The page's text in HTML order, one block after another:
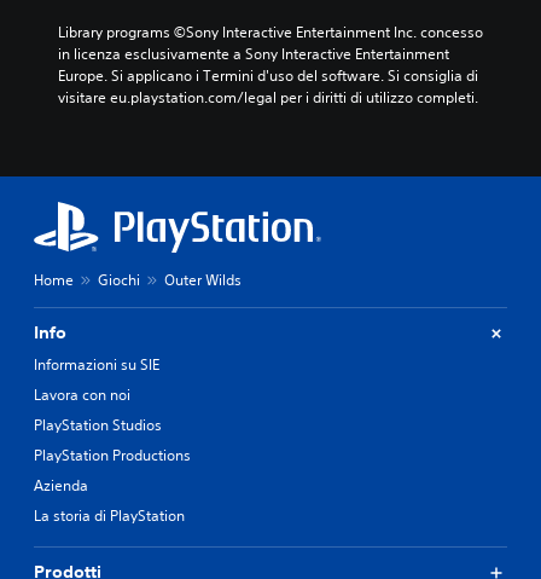
Library programs ©Sony Interactive Entertainment Inc. concesso
in licenza esclusivamente a Sony Interactive Entertainment
Europe. Si applicano i Termini d'uso del software. Si consiglia di
visitare eu.playstation.com/legal per i diritti di utilizzo completi.
Home Giochi Outer Wilds
Info
Informazioni su SIE
Lavora con noi
PlayStation Studios
PlayStation Productions
Azienda
La storia di PlayStation
Prodotti